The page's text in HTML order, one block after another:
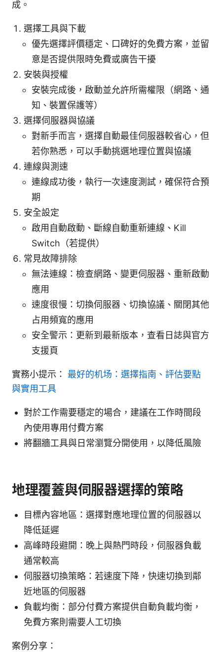
成。
選擇工具與下載
優先選擇評價穩定、口碑好的免費方案，並留
意是否提供限時免費或廣告干擾
安裝與授權
安裝完成後，啟動並允許所需權限（網路、通
知、裝置保護等）
選擇伺服器與協議
對新手而言，選擇自動最佳伺服器較省心，但
若你熟悉，可以手動挑選地理位置與協議
連線與測速
連線成功後，執行一次速度測試，確保符合預
期
安全設定
啟用自動啟動、斷線自動重新連線、Kill
Switch（若提供）
常見故障排除
無法連線：檢查網路、變更伺服器、重新啟動
應用
速度很慢：切換伺服器、切換協議、關閉其他
占用頻寬的應用
安全警示：更新到最新版本，查看日誌與官方
支援頁
實務小提示： 最好的机场：選擇指南、評估要點
與實用工具
對於工作需要穩定的場合，建議在工作時間段
內使用專用付費方案
將翻牆工具與日常瀏覽分開使用，以降低風險
地理覆蓋與伺服器選擇的策略
目標內容地區：選擇對應地理位置的伺服器以
降低延遲
高峰時段避開：晚上與熱門時段，伺服器負載
通常較高
伺服器切換策略：若速度下降，快速切換到鄰
近地區的伺服器
負載均衡：部分付費方案提供自動負載均衡，
免費方案則需要人工切換
案例分享：